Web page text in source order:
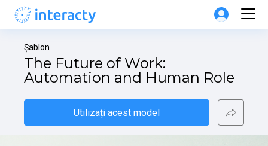
Șablon
The Future of Work:
Automation and Human Role
Utilizați acest model